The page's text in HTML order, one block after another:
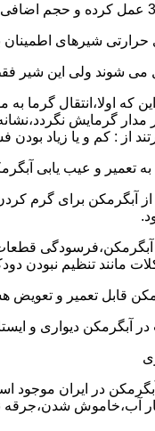
می شوند ولی این شیر
که اولا،انتقال
گرمایش
از : کم و یا زیاد
تعمیر و عیب یابی
از آبگرمکن برای گرم
آبگرمکن،فرسودگی
مانند تنظیم
قابل تعمیر و تعویض
آبگرمکن دیواری و
در ایران موجود
آب،خاموش شدن،جرقه